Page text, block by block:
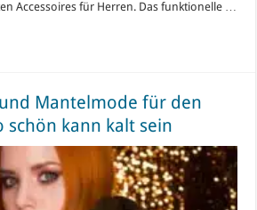
Accessoires für Herren. Das funktionelle …
Mantelmode für den
schön kann kalt sein